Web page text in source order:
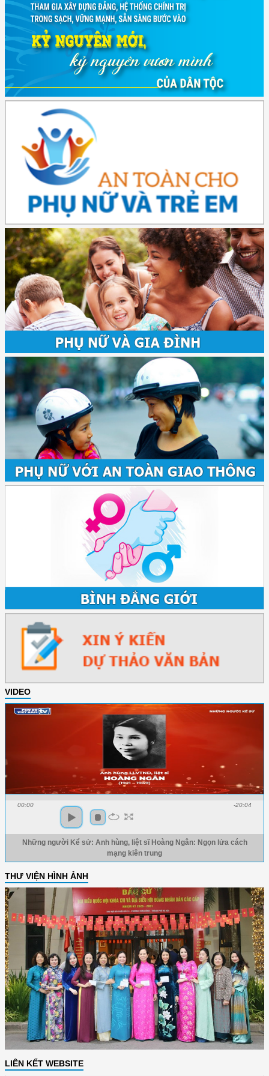
VIDEO
00:00 -20:04
Những người Kể sử: Anh hùng, liệt sĩ Hoàng Ngân: Ngọn lửa cách
mạng kiên trung
THƯ VIỆN HÌNH ẢNH
LIÊN KẾT WEBSITE